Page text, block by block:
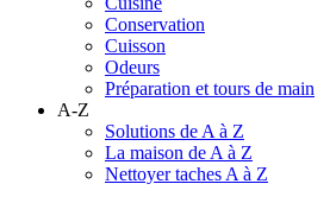
Conservation
Cuisson
Odeurs
Préparation et tours de main
A-Z
Solutions de A à Z
La maison de A à Z
Nettoyer taches A à Z